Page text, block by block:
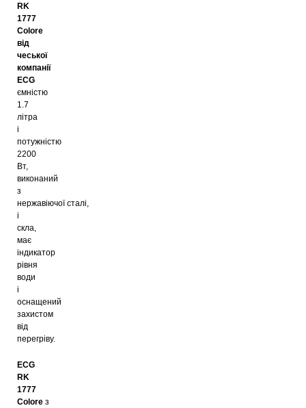
RK
1777
Colore
від
чеської
компанії
ECG
ємністю
1.7
літра
і
потужністю
2200
Вт,
виконаний
з
нержавіючої сталі,
і
скла,
має
індикатор
рівня
води
і
оснащений
захистом
від
перегріву.
ECG
RK
1777
Colore з